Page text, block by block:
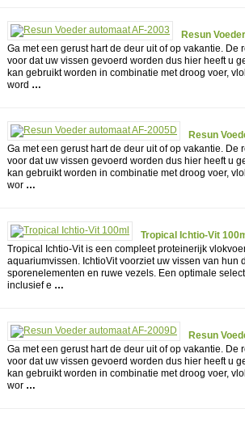
Resun
Ga met een gerust hart de deur uit of op vakantie. De
voor dat uw vissen gevoerd worden dus hier heeft u
kan gebruikt worden in combinatie met droog voer,
word …
Resun
Ga met een gerust hart de deur uit of op vakantie.
voor dat uw vissen gevoerd worden dus hier heeft u
kan gebruikt worden in combinatie met droog voer,
wor …
Tropical Ichtio-Vit
Tropical Ichtio-Vit is een compleet proteinerijk
aquariumvissen. IchtioVit voorziet uw vissen van
sporenelementen en ruwe vezels. Een optimale
inclusief e …
Resun
Ga met een gerust hart de deur uit of op vakantie.
voor dat uw vissen gevoerd worden dus hier heeft u
kan gebruikt worden in combinatie met droog voer,
wor …